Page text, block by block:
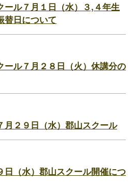
ール７月１日（水）３,４年生
替日について
ール７月２８日（火）休講分の
月２９日（水）郡山スクール
日（水）郡山スクール開催につ